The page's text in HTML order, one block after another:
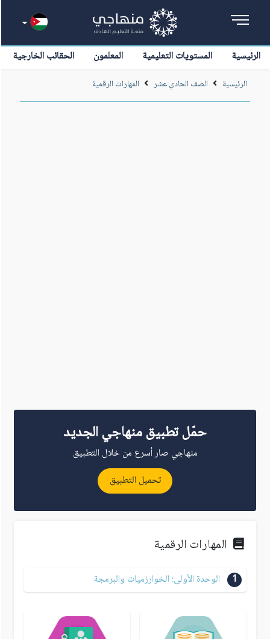
الرئيسية المستويات التعليمية المعلمون الحقائب الخارجية
الرئيسية الصف الحادي عشر المهارات الرقمية
حمّل تطبيق منهاجي الجديد
منهاجي صار أسرع من خلال التطبيق
تحميل التطبيق
المهارات الرقمية
1 الوحدة الأولى: الخوارزميات والبرمجة